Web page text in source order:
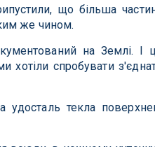
що більша
же чином.
на Землі. І
хотіли спробувати
удосталь текла